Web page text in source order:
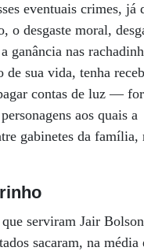
eventuais crimes, já
o desgaste moral,
ganância nas
sua vida, tenha
contas de luz —
aos quais a
gabinetes da família,
que serviram Jair
sacaram, na média